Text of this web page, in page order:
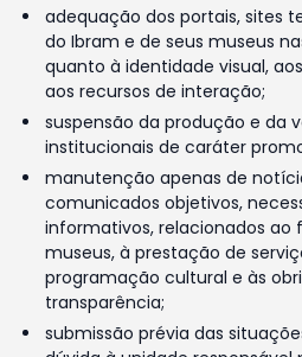
adequação dos portais, sites
do Ibram e de seus museus
quanto à identidade visual,
aos recursos de interação;
suspensão da produção e da
institucionais de caráter
manutenção apenas de
comunicados objetivos,
informativos, relacionados ao
museus, à prestação de
programação cultural e às
transparência;
submissão prévia das